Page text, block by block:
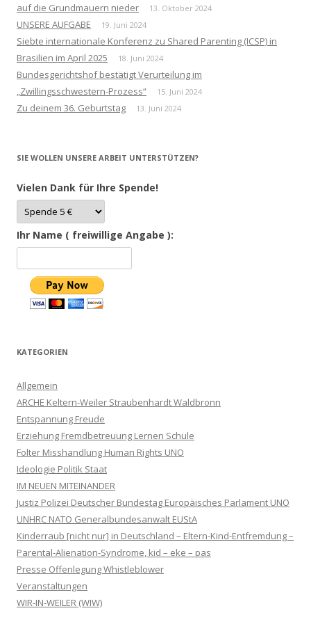
auf die Grundmauern nieder
13. Oktober 2024
UNSERE AUFGABE 19. Juni 2024
Siebte internationale Konferenz zu Shared Parenting (ICSP) in
Brasilien im April 2025
18. Juni 2024
Bundesgerichtshof bestätigt Verurteilung im
„Zwillingsschwestern-Prozess“
15. Juni 2024
Zu deinem 36. Geburtstag 13. Juni 2024
SIE WOLLEN UNSERE ARBEIT UNTERSTÜTZEN?
Vielen Dank für Ihre Spende!
Ihr Name ( freiwillige Angabe ):
KATEGORIEN
Allgemein
ARCHE Keltern-Weiler Straubenhardt Waldbronn
Entspannung Freude
Erziehung Fremdbetreuung Lernen Schule
Folter Misshandlung Human Rights UNO
Ideologie Politik Staat
IM NEUEN MITEINANDER
Justiz Polizei Deutscher Bundestag Europäisches Parlament UNO
UNHRC NATO Generalbundesanwalt EUStA
Kinderraub [nicht nur] in Deutschland – Eltern-Kind-Entfremdung –
Parental-Alienation-Syndrome, kid – eke – pas
Presse Offenlegung Whistleblower
Veranstaltungen
WIR-IN-WEILER (WIW)